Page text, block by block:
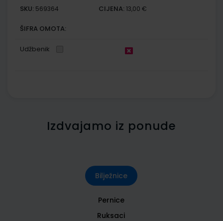
SKU: 569364 CIJENA: 13,00 €
ŠIFRA OMOTA:
Udžbenik
Izdvajamo iz ponude
Bilježnice
Pernice
Ruksaci